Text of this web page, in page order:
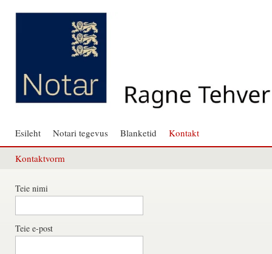
Esileht Notari tegevus Blanketid Kontakt
Kontaktvorm
Teie nimi
Teie e-post